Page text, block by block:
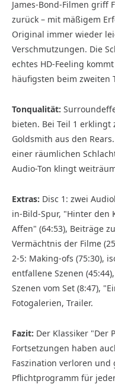
James-Bond-Filmen griff
zurück – mit mäßigem
Original immer wieder
Verschmutzungen. Die
echtes HD-Feeling
häufigsten beim
Tonqualität:
bieten. Bei Teil 1 erklingt
Goldsmith aus den
einer räumlichen
Audio-Ton klingt
Extras: Disc 1: zwei
in-Bild-Spur, "Hinter den
Affen" (64:53), Beiträge
Vermächtnis der Filme
2-5: Making-ofs (75:30),
entfallene Szenen
Szenen vom Set (8:47),
Fotogalerien, Trailer.
Fazit: Der Klassiker "Der
Fortsetzungen haben
Faszination verloren
Pflichtprogramm für